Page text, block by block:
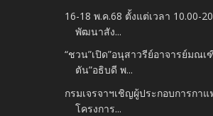
16-18 พ.ค.68 ตั้งแต่เวลา 10.00-
พัฒนาสัง...
“ชวน”เปิด”อนุสาวรีย์อาจารย์มณ
ตัน”อธิบดี พ...
กรมเจรจาฯเชิญผู้ประกอบการกาแ
โครงการ...